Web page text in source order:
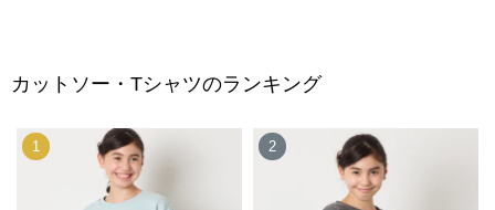
カットソー・Tシャツのランキング
1 2